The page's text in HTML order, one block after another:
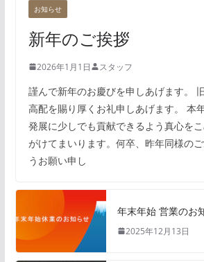
お知らせ
新年のご挨拶
2026年1月1日 スタッフ
謹んで新年のお慶びを申しあげます。
高配を賜り厚くお礼申しあげます。 本
発展に少しでも貢献できるよう真心を
がけてまいります。何卒、昨年同様の
うお願い申し
年末年始 営業のお
2025年12月13日